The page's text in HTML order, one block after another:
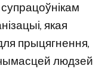
якая
прыцягнення,
людзей